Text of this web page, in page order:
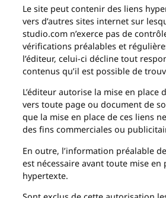
Le site peut contenir des liens
vers d’autres sites internet sur
studio.com n’exerce pas de
vérifications préalables et
l’éditeur, celui-ci décline tout
contenus qu’il est possible de
L’éditeur autorise la mise en place
vers toute page ou document de
que la mise en place de ces liens
des fins commerciales ou
En outre, l’information préalable
est nécessaire avant toute mise en
hypertexte.